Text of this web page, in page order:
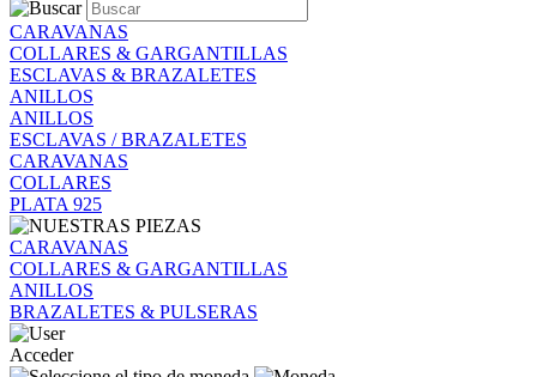
CARAVANAS
COLLARES & GARGANTILLAS
ESCLAVAS & BRAZALETES
ANILLOS
ANILLOS
ESCLAVAS / BRAZALETES
CARAVANAS
COLLARES
PLATA 925
CARAVANAS
COLLARES & GARGANTILLAS
ANILLOS
BRAZALETES & PULSERAS
Acceder